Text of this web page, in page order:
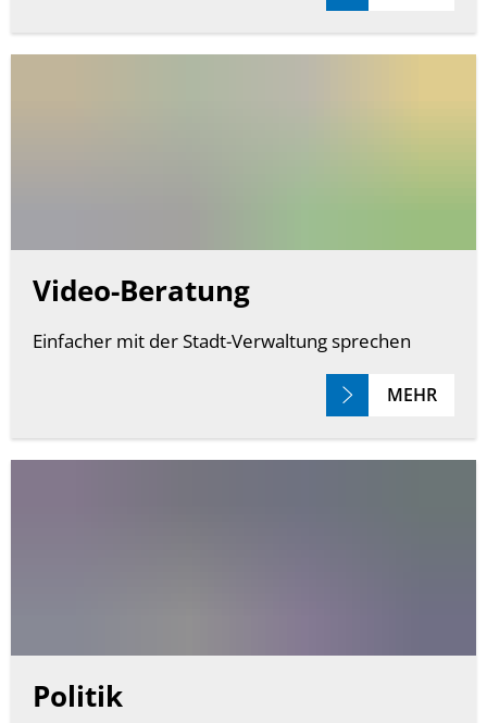
Video-Beratung
Einfacher mit der Stadt-Verwaltung sprechen
MEHR
Politik